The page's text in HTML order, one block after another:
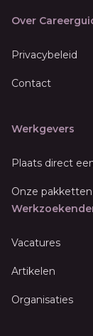
Over
Privacybeleid
Contact
Werkgevers
Plaats direct
Onze pakketten
Vacatures
Artikelen
Organisaties